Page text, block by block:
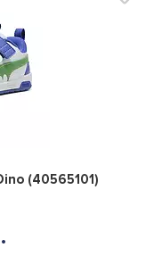
0
(40565101)